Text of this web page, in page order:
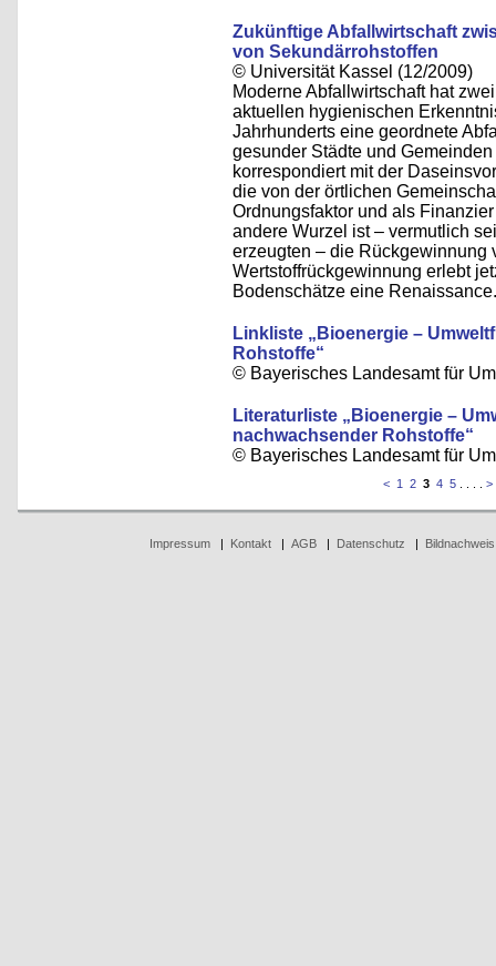
Zukünftige Abfallwirtschaft
von Sekundärrohstoffen
© Universität Kassel (12/2009)
Moderne Abfallwirtschaft hat
aktuellen hygienischen
Jahrhunderts eine geordnete
gesunder Städte und
korrespondiert mit der
die von der örtlichen
Ordnungsfaktor und als
andere Wurzel ist – vermutlich
erzeugten – die Rückgewinnung
Wertstoffrückgewinnung erlebt
Bodenschätze eine Renaissance.
Linkliste „Bioenergie –
Rohstoffe“
© Bayerisches Landesamt für
Literaturliste „Bioenergie –
nachwachsender Rohstoffe“
© Bayerisches Landesamt für
< 1 2 3 4 5. . . . >
Impressum| Kontakt| AGB| Datenschutz | Bildnachweis